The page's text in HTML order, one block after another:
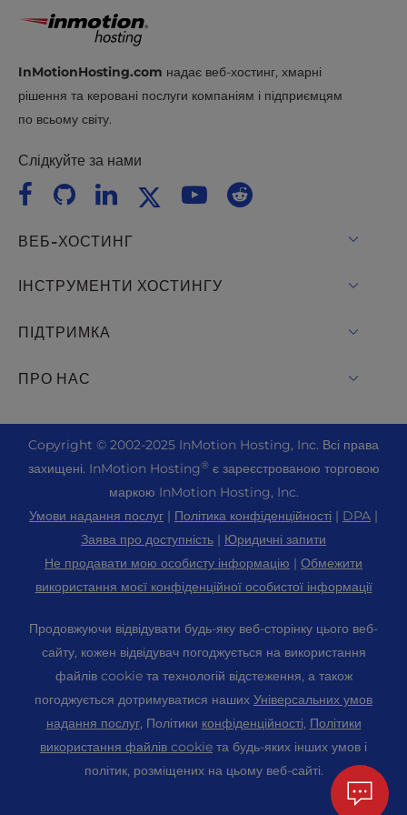
InMotionHosting.com надає веб-хостинг, хмарні
рішення та керовані послуги компаніям і підприємцям
по всьому світу.
Слідкуйте за нами
ВЕБ-ХОСТИНГ
Віртуальний хостинг
UltraStack ONE для WordPress
Хмарний VPS
Виділений хостинг серверів
Голі металеві сервери
Рішення для корпоративного хостингу
Хостинг серверів Minecraft
Хостинг для електронної комерції
ІНСТРУМЕНТИ ХОСТИНГУ
WordPress
Joomla Хостинг
cPanel Хостинг
Хостинг PHP
Magento Хостинг
PrestaShop Хостинг
Laravel Хостинг
Хостинг Ubuntu
Хостинг Linux
WordPress Конструктор веб-сайтів
Доменні імена
ПІДТРИМКА
Живий чат
+44 2045 763722
Центр підтримки
Підтримка громади
WordPress Навчальні посібники
Керований хостинг
Міграція веб-сайтів
Розташування центрів обробки даних
Центр обробки даних в Лос-Анджелесі
Центр обробки даних Ешберн
ПРО НАС
Зв'яжіться з нами
Про нас
Новини
Партнерська програма
Студентський веб-хостинг
Карта сайту
Налаштування доступності (ADA)
Copyright © 2002-2025 InMotion Hosting, Inc. Всі права
захищені. InMotion Hosting®є зареєстрованою торговою
маркою InMotion Hosting, Inc.
Умови надання послуг | Політика конфіденційності | DPA |
Заява про доступність | Юридичні запити
Не продавати мою особисту інформацію | Обмежити
використання моєї конфіденційної особистої інформації
Продовжуючи відвідувати будь-яку веб-сторінку цього веб-
сайту, кожен відвідувач погоджується на використання
файлів cookie та технологій відстеження, а також
погоджується дотримуватися наших Універсальних умов
надання послуг, Політики конфіденційності, Політики
використання файлів cookie та будь-яких інших умов і
політик, розміщених на цьому веб-сайті.